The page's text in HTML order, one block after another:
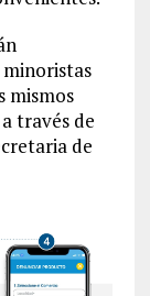
mismos
través de
de